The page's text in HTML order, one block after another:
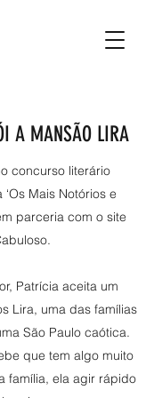
A MANSÃO LIRA
concurso literário
Mais Notórios e
parceria com o site
Patrícia aceita um
Lira, uma das famílias
São Paulo caótica.
que tem algo muito
família, ela agir rápido